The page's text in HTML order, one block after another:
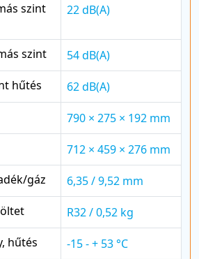
szint
22 dB(A)
szint
54 dB(A)
hűtés
62 dB(A)
790 × 275 × 192 mm
712 × 459 × 276 mm
gáz
6,35 / 9,52 mm
R32 / 0,52 kg
hűtés
-15 - + 53 °C